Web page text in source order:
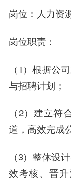
岗位：人力资
岗位职责：
（1）根据公
与招聘计划；
（2）建立
道，高效完成
（3）整体设
效考核、晋